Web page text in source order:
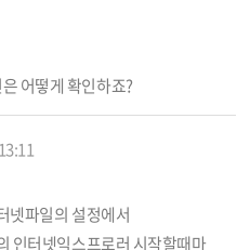
어떻게 확인하죠?
넷파일의 설정에서
인터넷익스프로러 시작할때마